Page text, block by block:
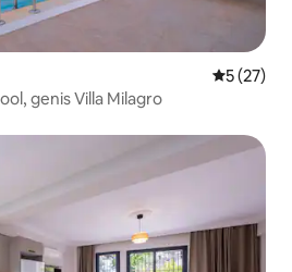
5 av 5 i
5 (27)
genis Villa Milagro